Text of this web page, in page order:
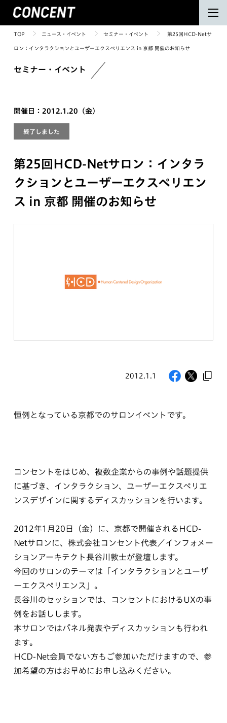
TOP ニュース・イベント セミナー・イベント 第25回HCD-Netサ
ロン：インタラクションとユーザーエクスペリエンス in 京都 開催のお知らせ
セミナー・イベント
開催日：2012.1.20（金）
終了しました
第25回HCD-Netサロン：インタラ
クションとユーザーエクスペリエン
ス in 京都 開催のお知らせ
2012.1.1
恒例となっている京都でのサロンイベントです。
コンセントをはじめ、複数企業からの事例や話題提供
に基づき、インタラクション、ユーザーエクスペリエ
ンスデザインに関するディスカッションを行います。
2012年1月20日（金）に、京都で開催されるHCD-
Netサロンに、株式会社コンセント代表／インフォメー
ションアーキテクト長谷川敦士が登壇します。
今回のサロンのテーマは「インタラクションとユーザ
ーエクスペリエンス」。
長谷川のセッションでは、コンセントにおけるUXの事
例をお話しします。
本サロンではパネル発表やディスカッションも行われ
ます。
HCD-Net会員でない方もご参加いただけますので、参
加希望の方はお早めにお申し込みください。